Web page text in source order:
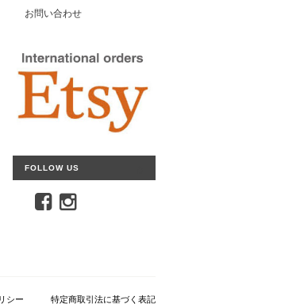
お問い合わせ
FOLLOW US
シー 特定商取引法に基づく表記